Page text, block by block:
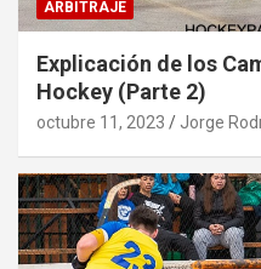
ARBITRAJE
Explicación de los
Hockey (Parte 2)
octubre 11, 2023 Jorge